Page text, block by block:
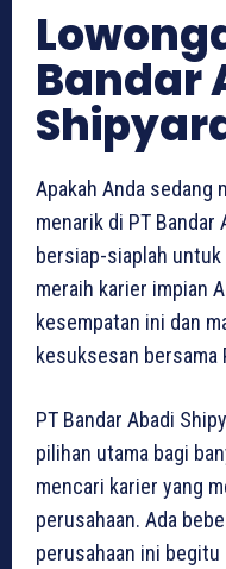
Bandar
Apakah Anda sedang
menarik di PT Bandar
bersiap-siaplah untuk
meraih karier impian
kesempatan ini dan
kesuksesan bersama
PT Bandar Abadi
pilihan utama bagi
mencari karier yang
perusahaan. Ada
perusahaan ini